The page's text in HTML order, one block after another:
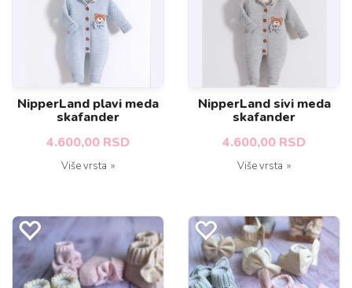
NipperLand plavi meda
skafander
4.600,00 RSD
Više vrsta
NipperLand sivi meda
skafander
4.600,00 RSD
Više vrsta